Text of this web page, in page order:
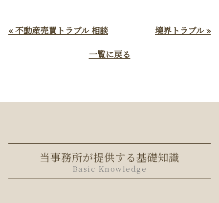
« 不動産売買トラブル 相談
境界トラブル »
一覧に戻る
当事務所が提供する基礎知識
Basic Knowledge